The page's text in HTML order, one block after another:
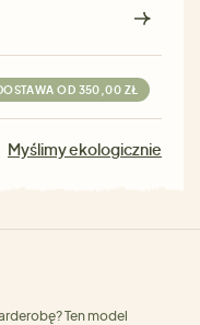
OD 350,00 ZŁ
Myślimy ekologicznie
Ten model